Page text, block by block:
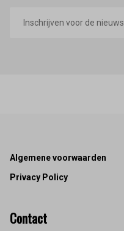
mailadres
Footer
Algemene voorwaarden
Privacy Policy
Contact